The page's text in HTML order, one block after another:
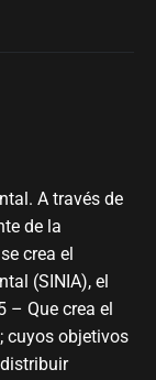
A través de
de la
crea el
(SINIA), el
– Que crea el
cuyos objetivos